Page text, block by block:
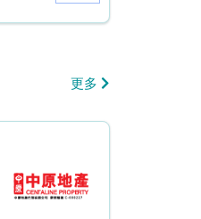
更多